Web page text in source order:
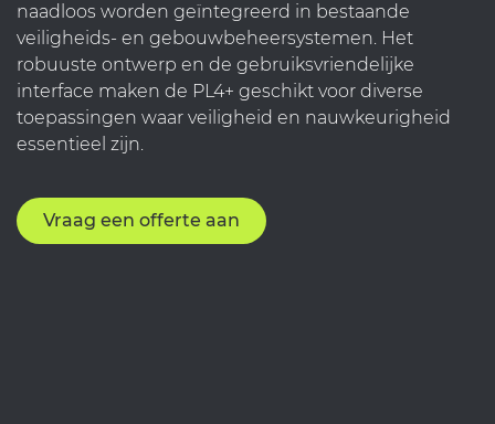
naadloos worden geïntegreerd in bestaande
veiligheids- en gebouwbeheersystemen. Het
robuuste ontwerp en de gebruiksvriendelijke
interface maken de PL4+ geschikt voor diverse
toepassingen waar veiligheid en nauwkeurigheid
essentieel zijn.
Vraag een offerte aan